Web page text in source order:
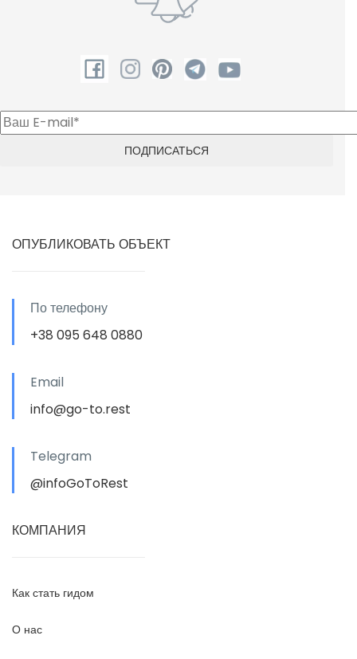
ОПУБЛИКОВАТЬ ОБЪЕКТ
По телефону
+38 095 648 0880
Email
info@go-to.rest
Telegram
@infoGoToRest
КОМПАНИЯ
Как стать гидом
О нас